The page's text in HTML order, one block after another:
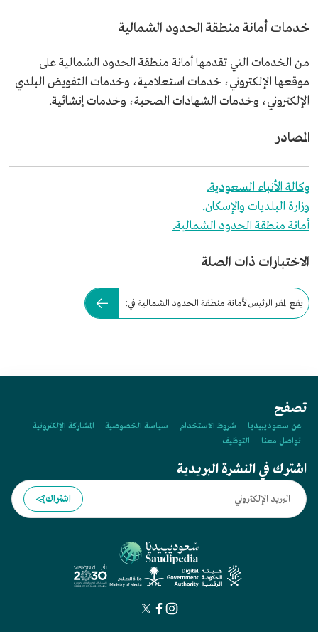
خدمات أمانة منطقة الحدود الشمالية
من الخدمات التي تقدمها أمانة منطقة الحدود الشمالية على
موقعها الإلكتروني، خدمات استعلامية، وخدمات التفويض البلدي
الإلكتروني، وخدمات الشهادات الصحية، وخدمات إنشائية.
المصادر
وكالة الأنباء السعودية.
وزارة البلديات والإسكان.
أمانة منطقة الحدود الشمالية.
الاختبارات ذات الصلة
يقع المقر الرئيس لأمانة منطقة الحدود الشمالية في:
تصفح
عن سعوديبيديا شروط الاستخدام سياسة الخصوصية
المشاركة الإلكترونية
تواصل معنا
التوظيف
اشترك في النشرة البريدية
اشتراك